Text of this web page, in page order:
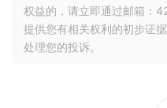
权益的，请立即通过邮箱：
提供您有相关权利的初步证
处理您的投诉。